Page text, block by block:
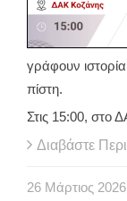
γράφουν
πίστη.
Στις 15:00, στο
Διαβάστε
26 Μάρτιος 2026